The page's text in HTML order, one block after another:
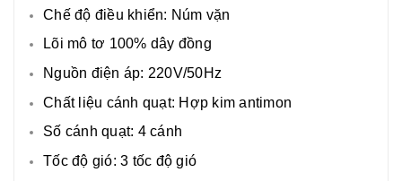
Chế độ điều khiển: Núm vặn
Lõi mô tơ 100% dây đồng
Nguồn điện áp: 220V/50Hz
Chất liệu cánh quạt: Hợp kim antimon
Số cánh quạt: 4 cánh
Tốc độ gió: 3 tốc độ gió